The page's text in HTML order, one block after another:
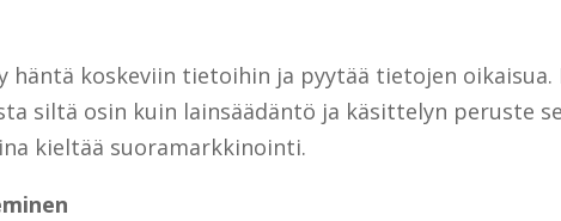
häntä koskeviin tietoihin ja pyytää tietojen
siltä osin kuin lainsäädäntö ja käsittelyn peruste
kieltää suoramarkkinointi.